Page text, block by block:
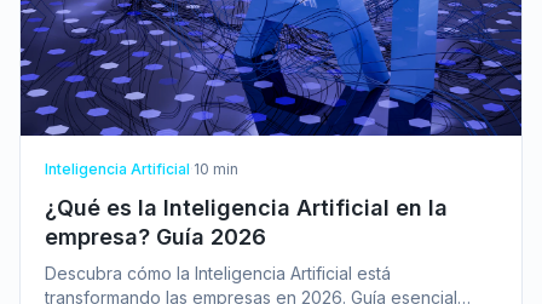
Inteligencia Artificial 10 min
¿Qué es la Inteligencia Artificial en la
empresa? Guía 2026
Descubra cómo la Inteligencia Artificial está
transformando las empresas en 2026. Guía esencial